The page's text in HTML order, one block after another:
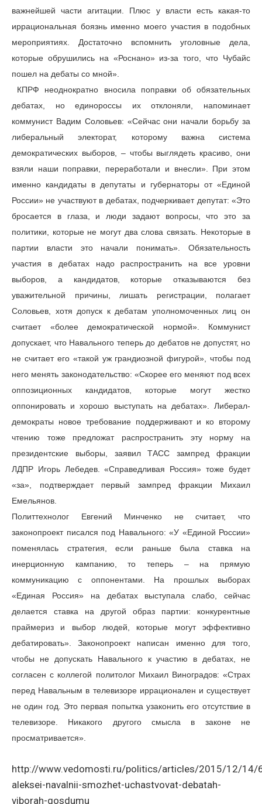
важнейшей части агитации. Плюс у власти есть какая-то
иррациональная боязнь именно моего участия в подобных
мероприятиях. Достаточно вспомнить уголовные дела,
которые обрушились на «Роснано» из-за того, что Чубайс
пошел на дебаты со мной».
КПРФ неоднократно вносила поправки об обязательных
дебатах, но единороссы их отклоняли, напоминает
коммунист Вадим Соловьев: «Сейчас они начали борьбу за
либеральный электорат, которому важна система
демократических выборов, – чтобы выглядеть красиво, они
взяли наши поправки, переработали и внесли». При этом
именно кандидаты в депутаты и губернаторы от «Единой
России» не участвуют в дебатах, подчеркивает депутат: «Это
бросается в глаза, и люди задают вопросы, что это за
политики, которые не могут два слова связать. Некоторые в
партии власти это начали понимать». Обязательность
участия в дебатах надо распространить на все уровни
выборов, а кандидатов, которые отказываются без
уважительной причины, лишать регистрации, полагает
Соловьев, хотя допуск к дебатам уполномоченных лиц он
считает «более демократической нормой». Коммунист
допускает, что Навального теперь до дебатов не допустят, но
не считает его «такой уж грандиозной фигурой», чтобы под
него менять законодательство: «Скорее его меняют под всех
оппозиционных кандидатов, которые могут жестко
оппонировать и хорошо выступать на дебатах». Либерал-
демократы новое требование поддерживают и ко второму
чтению тоже предложат распространить эту норму на
президентские выборы, заявил ТАСС зампред фракции
ЛДПР Игорь Лебедев. «Справедливая Россия» тоже будет
«за», подтверждает первый зампред фракции Михаил
Емельянов.
Политтехнолог Евгений Минченко не считает, что
законопроект писался под Навального: «У «Единой России»
поменялась стратегия, если раньше была ставка на
инерционную кампанию, то теперь – на прямую
коммуникацию с оппонентами. На прошлых выборах
«Единая Россия» на дебатах выступала слабо, сейчас
делается ставка на другой образ партии: конкурентные
праймериз и выбор людей, которые могут эффективно
дебатировать». Законопроект написан именно для того,
чтобы не допускать Навального к участию в дебатах, не
согласен с коллегой политолог Михаил Виноградов: «Страх
перед Навальным в телевизоре иррационален и существует
не один год. Это первая попытка узаконить его отсутствие в
телевизоре. Никакого другого смысла в законе не
просматривается».
http://www.vedomosti.ru/politics/articles/2015/12/14/
aleksei-navalnii-smozhet-uchastvovat-debatah-
viborah-gosdumu